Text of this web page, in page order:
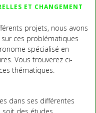
ET CHANGEMENT
projets, nous avons
sur ces problématiques
spécialisé en
Vous trouverez ci-
thématiques.
dans ses différentes